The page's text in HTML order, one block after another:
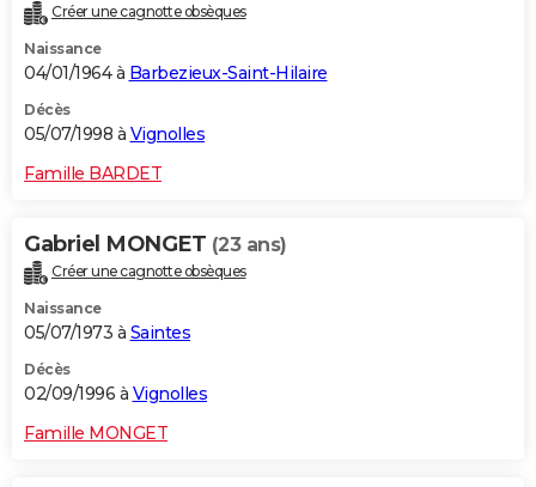
Créer une cagnotte obsèques
Naissance
04/01/1964 à Barbezieux-Saint-Hilaire
Décès
05/07/1998 à Vignolles
Famille BARDET
Gabriel MONGET (23 ans)
Créer une cagnotte obsèques
Naissance
05/07/1973 à Saintes
Décès
02/09/1996 à Vignolles
Famille MONGET